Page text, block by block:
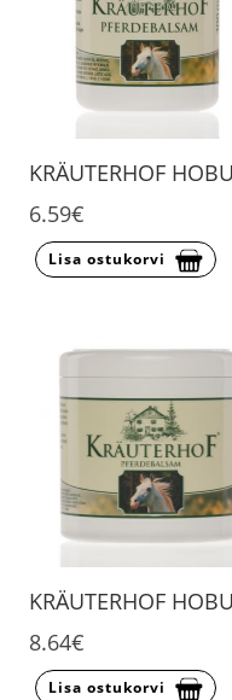
KRÄUTERHOF
6.59€
Lisa ostukorvi
KRÄUTERHOF
8.64€
Lisa ostukorvi